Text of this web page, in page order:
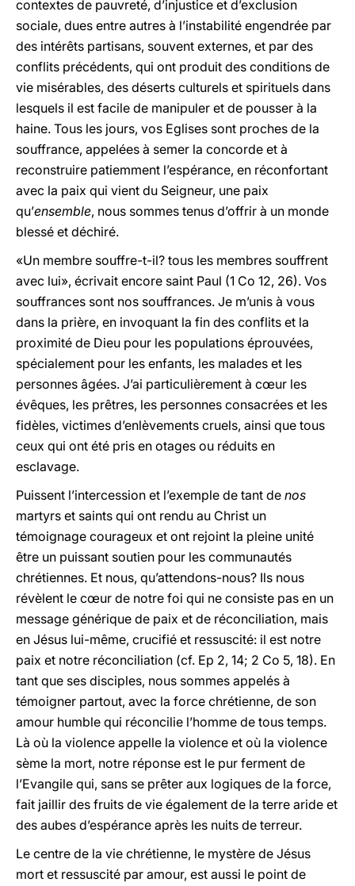
contextes de pauvreté, d’injustice et d’exclusion
sociale, dues entre autres à l’instabilité engendrée par
des intérêts partisans, souvent externes, et par des
conflits précédents, qui ont produit des conditions de
vie misérables, des déserts culturels et spirituels dans
lesquels il est facile de manipuler et de pousser à la
haine. Tous les jours, vos Eglises sont proches de la
souffrance, appelées à semer la concorde et à
reconstruire patiemment l’espérance, en réconfortant
avec la paix qui vient du Seigneur, une paix
qu’ensemble, nous sommes tenus d’offrir à un monde
blessé et déchiré.
«Un membre souffre-t-il? tous les membres souffrent
avec lui», écrivait encore saint Paul (1 Co 12, 26). Vos
souffrances sont nos souffrances. Je m’unis à vous
dans la prière, en invoquant la fin des conflits et la
proximité de Dieu pour les populations éprouvées,
spécialement pour les enfants, les malades et les
personnes âgées. J’ai particulièrement à cœur les
évêques, les prêtres, les personnes consacrées et les
fidèles, victimes d’enlèvements cruels, ainsi que tous
ceux qui ont été pris en otages ou réduits en
esclavage.
Puissent l’intercession et l’exemple de tant de nos
martyrs et saints qui ont rendu au Christ un
témoignage courageux et ont rejoint la pleine unité
être un puissant soutien pour les communautés
chrétiennes. Et nous, qu’attendons-nous? Ils nous
révèlent le cœur de notre foi qui ne consiste pas en un
message générique de paix et de réconciliation, mais
en Jésus lui-même, crucifié et ressuscité: il est notre
paix et notre réconciliation (cf. Ep 2, 14; 2 Co 5, 18). En
tant que ses disciples, nous sommes appelés à
témoigner partout, avec la force chrétienne, de son
amour humble qui réconcilie l’homme de tous temps.
Là où la violence appelle la violence et où la violence
sème la mort, notre réponse est le pur ferment de
l’Evangile qui, sans se prêter aux logiques de la force,
fait jaillir des fruits de vie également de la terre aride et
des aubes d’espérance après les nuits de terreur.
Le centre de la vie chrétienne, le mystère de Jésus
mort et ressuscité par amour, est aussi le point de